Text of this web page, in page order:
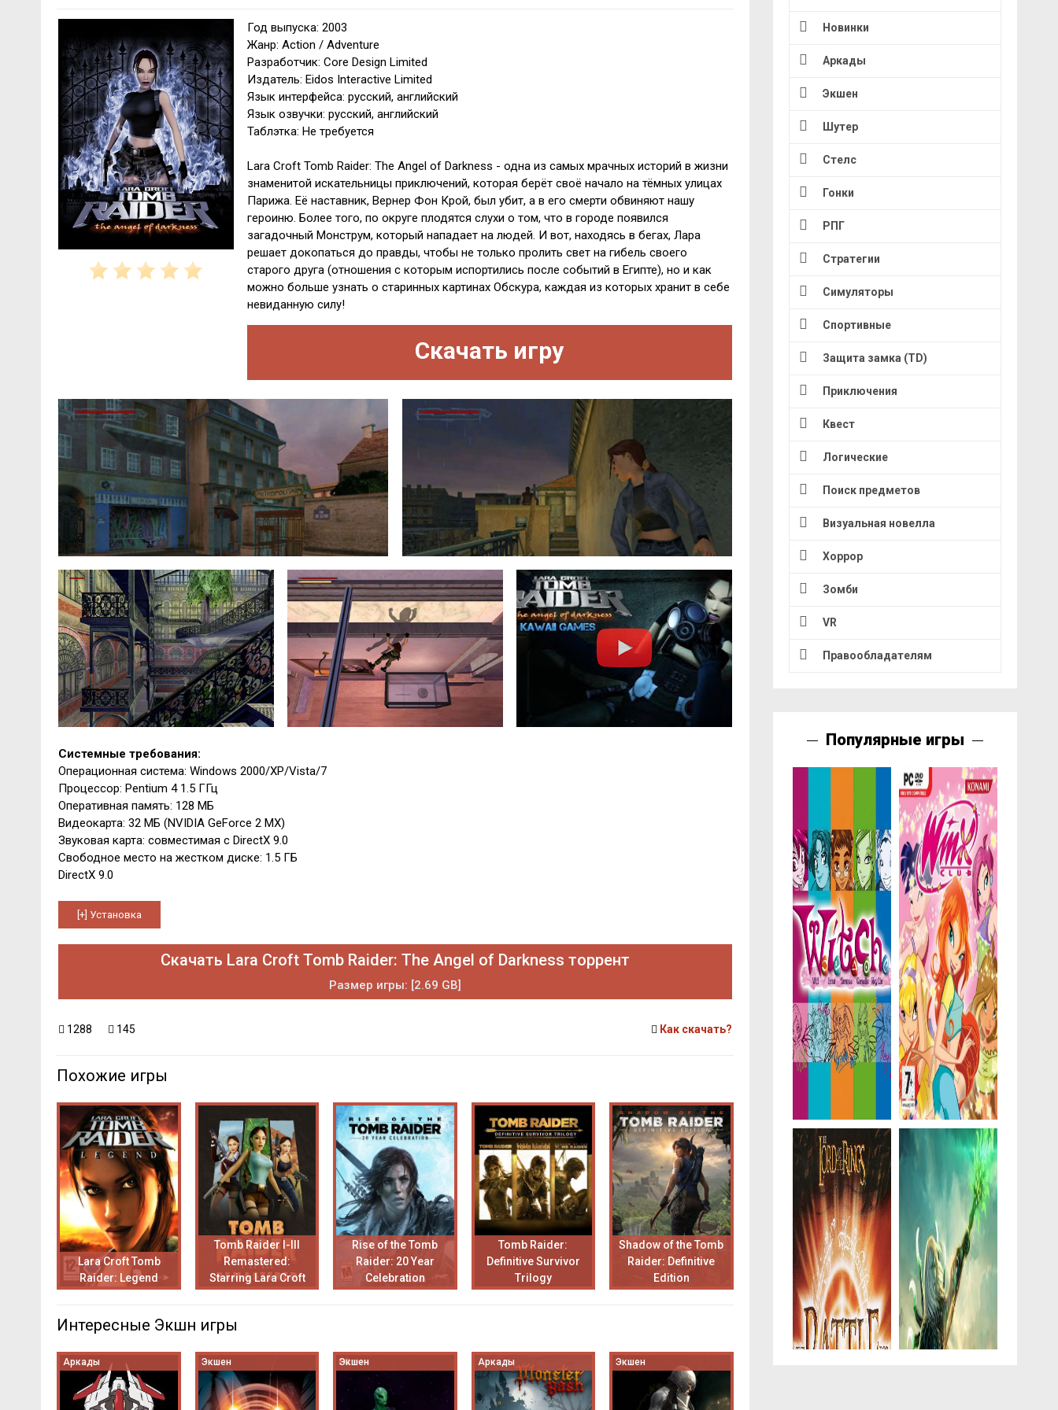
Год выпуска: 2003
Жанр: Action / Adventure
Разработчик: Core Design Limited
Издатель: Eidos Interactive Limited
Язык интерфейса: русский, английский
Язык озвучки: русский, английский
Таблэтка: Не требуется
Lara Croft Tomb Raider: The Angel of Darkness - одна из самых мрачных историй в жизни
знаменитой искательницы приключений, которая берёт своё начало на тёмных улицах
Парижа. Её наставник, Вернер Фон Крой, был убит, а в его смерти обвиняют нашу
героиню. Более того, по округе плодятся слухи о том, что в городе появился
загадочный Монструм, который нападает на людей. И вот, находясь в бегах, Лара
решает докопаться до правды, чтобы не только пролить свет на гибель своего
старого друга (отношения с которым испортились после событий в Египте), но и как
можно больше узнать о старинных картинах Обскура, каждая из которых хранит в себе
невиданную силу!
Скачать игру
Системные требования:
Операционная система: Windows 2000/XP/Vista/7
Процессор: Pentium 4 1.5 ГГц
Оперативная память: 128 МБ
Видеокарта: 32 МБ (NVIDIA GeForce 2 MX)
Звуковая карта: совместимая с DirectX 9.0
Свободное место на жестком диске: 1.5 ГБ
DirectX 9.0
Скачать Lara Croft Tomb Raider: The Angel of Darkness торрент
Размер игры: [2.69 GB]
1288 145 Как скачать?
Похожие игры
Lara Croft Tomb
Raider: Legend
Tomb Raider I-III
Remastered:
Starring Lara Croft
Rise of the Tomb
Raider: 20 Year
Celebration
Tomb Raider:
Definitive Survivor
Trilogy
Shadow of the Tomb
Raider: Definitive
Edition
Интересные Экшн игры
Аркады Экшен Экшен Аркады Экшен
Новинки
Аркады
Экшен
Шутер
Стелс
Гонки
РПГ
Стратегии
Симуляторы
Спортивные
Защита замка (TD)
Приключения
Квест
Логические
Поиск предметов
Визуальная новелла
Хоррор
Зомби
VR
Правообладателям
Популярные игры